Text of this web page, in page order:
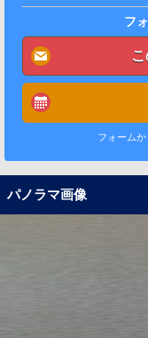
フ
フォームか
パノラマ画像